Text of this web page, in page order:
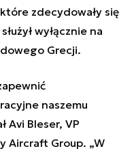
zdecydowały się
wyłącznie na
Grecji.
naszemu
Avi Bleser, VP
Aircraft Group. „W